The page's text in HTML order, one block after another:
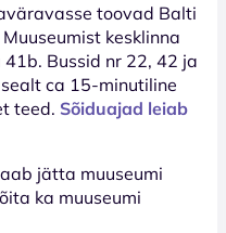
toovad Balti
kesklinna
Bussid nr 22, 42 ja
ca 15-minutiline
teed. Sõiduajad leiab
jätta muuseumi
ka muuseumi